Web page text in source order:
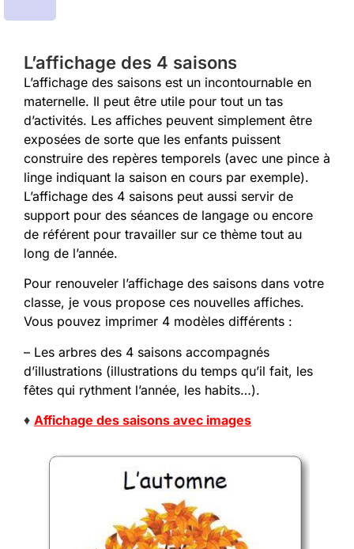
L’affichage des 4 saisons
L’affichage des saisons est un incontournable en
maternelle. Il peut être utile pour tout un tas
d’activités. Les affiches peuvent simplement être
exposées de sorte que les enfants puissent
construire des repères temporels (avec une pince à
linge indiquant la saison en cours par exemple).
L’affichage des 4 saisons peut aussi servir de
support pour des séances de langage ou encore
de référent pour travailler sur ce thème tout au
long de l’année.
Pour renouveler l’affichage des saisons dans votre
classe, je vous propose ces nouvelles affiches.
Vous pouvez imprimer 4 modèles différents :
– Les arbres des 4 saisons accompagnés
d’illustrations (illustrations du temps qu’il fait, les
fêtes qui rythment l’année, les habits…).
♦ Affichage des saisons avec images